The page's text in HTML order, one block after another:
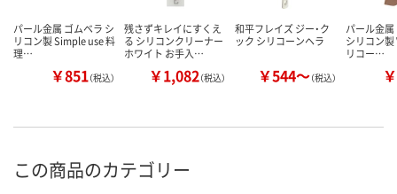
パール金属 ゴムベラ シ
リコン製 Simple use 料
理…
￥851（税込）
残さずキレイにすくえ
る シリコンクリーナー
ホワイト お手入…
￥1,082（税込）
和平フレイズ ジー・ク
ック シリコーンヘラ
￥544～（税込）
パール金
シリコン製
リコー…
この商品のカテゴリー